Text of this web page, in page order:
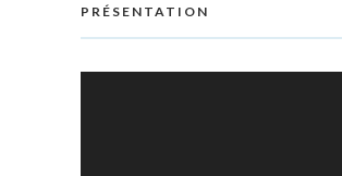
PRÉSENTATION